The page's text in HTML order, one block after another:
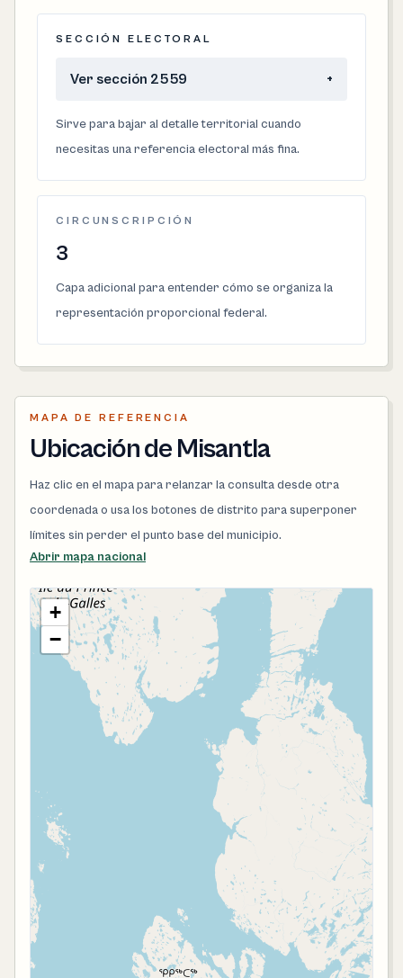
SECCIÓN ELECTORAL
Ver sección 2559 +
Sirve para bajar al detalle territorial cuando
necesitas una referencia electoral más fina.
CIRCUNSCRIPCIÓN
3
Capa adicional para entender cómo se organiza la
representación proporcional federal.
MAPA DE REFERENCIA
Ubicación de Misantla
Haz clic en el mapa para relanzar la consulta desde otra
coordenada o usa los botones de distrito para superponer
límites sin perder el punto base del municipio.
Abrir mapa nacional
+
−